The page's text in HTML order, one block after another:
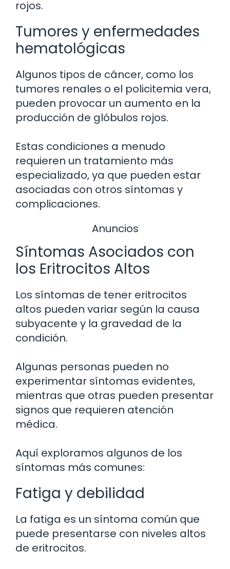
rojos.
Tumores y enfermedades
hematológicas
Algunos tipos de cáncer, como los
tumores renales o el policitemia vera,
pueden provocar un aumento en la
producción de glóbulos rojos.
Estas condiciones a menudo
requieren un tratamiento más
especializado, ya que pueden estar
asociadas con otros síntomas y
complicaciones.
Anuncios
Síntomas Asociados con
los Eritrocitos Altos
Los síntomas de tener eritrocitos
altos pueden variar según la causa
subyacente y la gravedad de la
condición.
Algunas personas pueden no
experimentar síntomas evidentes,
mientras que otras pueden presentar
signos que requieren atención
médica.
Aquí exploramos algunos de los
síntomas más comunes:
Fatiga y debilidad
La fatiga es un síntoma común que
puede presentarse con niveles altos
de eritrocitos.